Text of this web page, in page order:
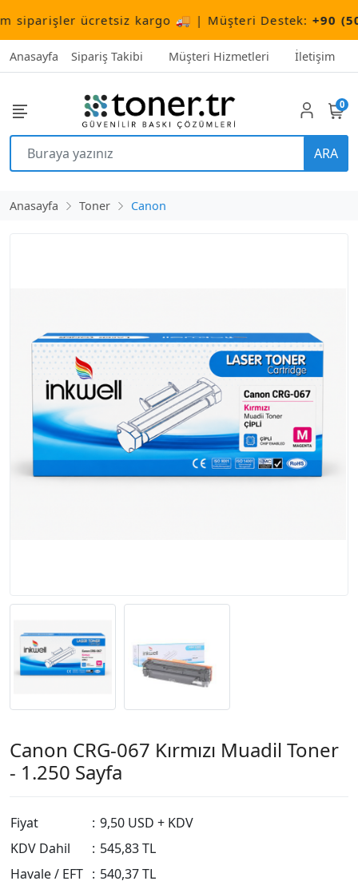
ücretsiz kargo 🚚 | Müşteri Destek:+90 (506)
Anasayfa Sipariş Takibi Müşteri Hizmetleri İletişim
ARA
0
Anasayfa Toner Canon
Canon CRG-067 Kırmızı Muadil Toner
- 1.250 Sayfa
Fiyat : 9,50 USD + KDV
KDV Dahil
: 545,83 TL
Havale / EFT : 540,37 TL